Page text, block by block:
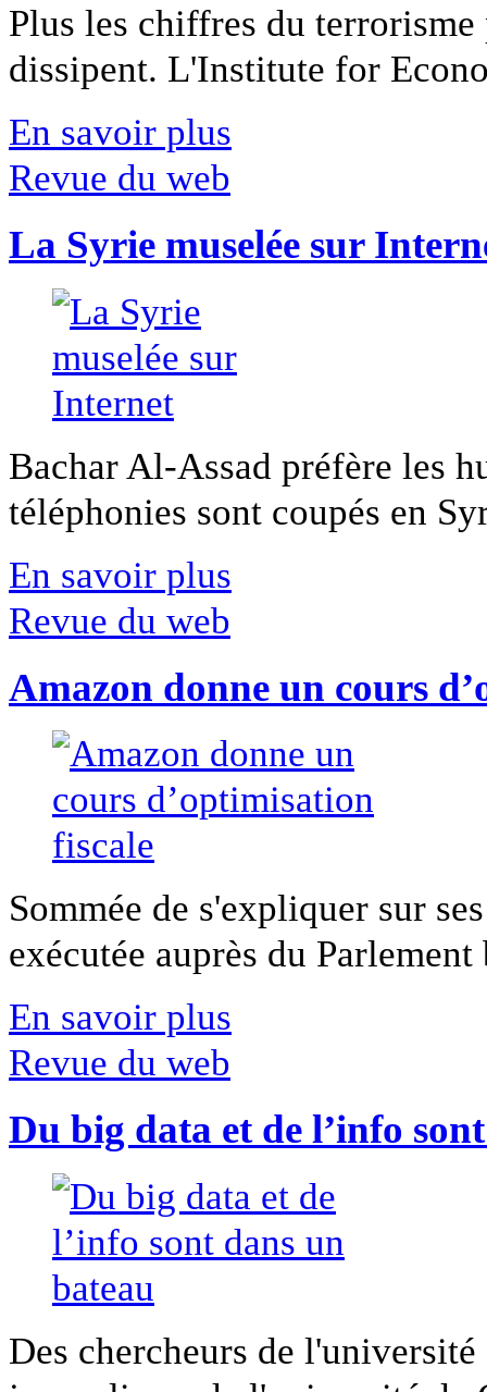
Plus les chiffres du
dissipent. L'Institute for
En savoir plus
Revue du web
La Syrie muselée sur
Bachar Al-Assad préfère les
téléphonies sont coupés en
En savoir plus
Revue du web
Amazon donne un cours
Sommée de s'expliquer sur
exécutée auprès du
En savoir plus
Revue du web
Du big data et de l’info
Des chercheurs de